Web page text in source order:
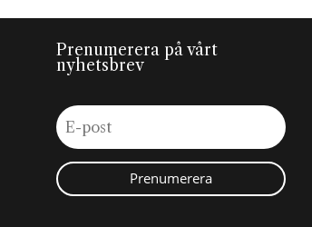
Prenumerera på vårt
nyhetsbrev
Prenumerera